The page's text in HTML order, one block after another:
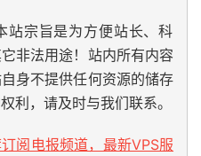
站宗旨是为方便站长、科
非法用途！站内所有内容
身不提供任何资源的储存
利，请及时与我们联系。
阅电报频道，最新VPS服